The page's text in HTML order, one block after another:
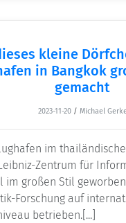
kleine
in Bangkok
gemacht
2023-11-20 / Michael
im
Zentrum für
im großen Stil
Forschung auf
betrieben.[...]